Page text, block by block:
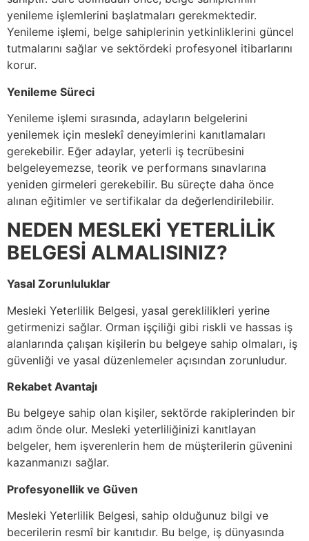
yenileme işlemlerini başlatmaları gerekmektedir.
Yenileme işlemi, belge sahiplerinin yetkinliklerini güncel
tutmalarını sağlar ve sektördeki profesyonel itibarlarını
korur.
Yenileme Süreci
Yenileme işlemi sırasında, adayların belgelerini
yenilemek için meslekî deneyimlerini kanıtlamaları
gerekebilir. Eğer adaylar, yeterli iş tecrübesini
belgeleyemezse, teorik ve performans sınavlarına
yeniden girmeleri gerekebilir. Bu süreçte daha önce
alınan eğitimler ve sertifikalar da değerlendirilebilir.
NEDEN MESLEKİ YETERLİLİK
BELGESİ ALMALISINIZ?
Yasal Zorunluluklar
Mesleki Yeterlilik Belgesi, yasal gereklilikleri yerine
getirmenizi sağlar. Orman işçiliği gibi riskli ve hassas iş
alanlarında çalışan kişilerin bu belgeye sahip olmaları, iş
güvenliği ve yasal düzenlemeler açısından zorunludur.
Rekabet Avantajı
Bu belgeye sahip olan kişiler, sektörde rakiplerinden bir
adım önde olur. Mesleki yeterliliğinizi kanıtlayan
belgeler, hem işverenlerin hem de müşterilerin güvenini
kazanmanızı sağlar.
Profesyonellik ve Güven
Mesleki Yeterlilik Belgesi, sahip olduğunuz bilgi ve
becerilerin resmî bir kanıtıdır. Bu belge, iş dünyasında